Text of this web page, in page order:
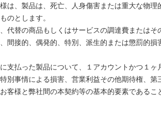
、製品は、死亡、人身傷害または重大な物理
のとします。
代替の商品もしくはサービスの調達費またはそ
接的、偶発的、特別、派生的または懲罰的損
支払った製品について、１アカウントかつ１
事情による損害、営業利益その他期待権、第
様と弊社間の本契約等の基本的要素であるこ